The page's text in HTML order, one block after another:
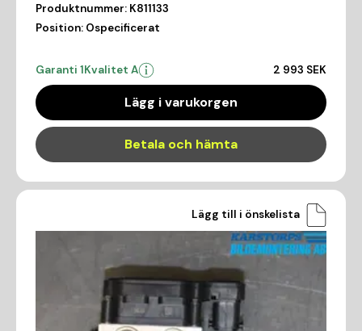
Produktnummer: K811133
Position: Ospecificerat
Garanti 1Kvalitet A 2 993 SEK
Lägg i varukorgen
Betala och hämta
Lägg till i önskelista